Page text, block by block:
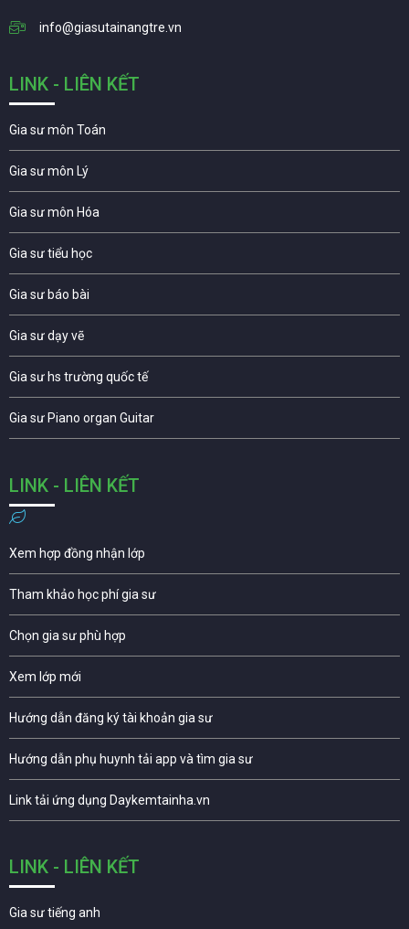
info@giasutainangtre.vn
LINK - LIÊN KẾT
Gia sư môn Toán
Gia sư môn Lý
Gia sư môn Hóa
Gia sư tiểu học
Gia sư báo bài
Gia sư dạy vẽ
Gia sư hs trường quốc tế
Gia sư Piano organ Guitar
LINK - LIÊN KẾT
Xem hợp đồng nhận lớp
Tham khảo học phí gia sư
Chọn gia sư phù hợp
Xem lớp mới
Hướng dẫn đăng ký tài khoản gia sư
Hướng dẫn phụ huynh tải app và tìm gia sư
Link tải ứng dụng Daykemtainha.vn
LINK - LIÊN KẾT
Gia sư tiếng anh